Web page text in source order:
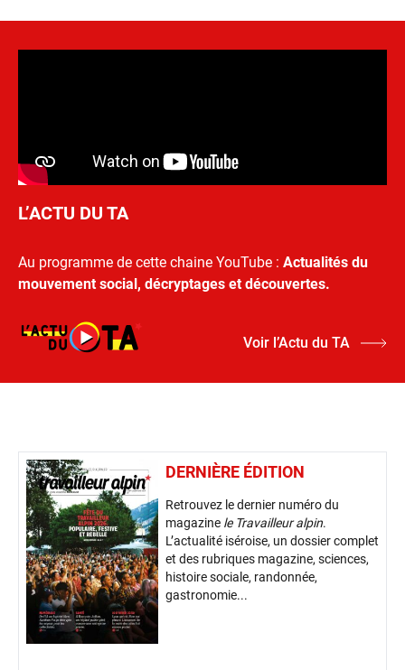
L’ACTU DU TA
Au programme de cette chaine YouTube : Actualités du
mouvement social, décryptages et découvertes.
Voir l’Actu du TA
DERNIÈRE ÉDITION
Retrouvez le dernier numéro du
magazine le Travailleur alpin.
L’actualité iséroise, un dossier complet
et des rubriques magazine, sciences,
histoire sociale, randonnée,
gastronomie...